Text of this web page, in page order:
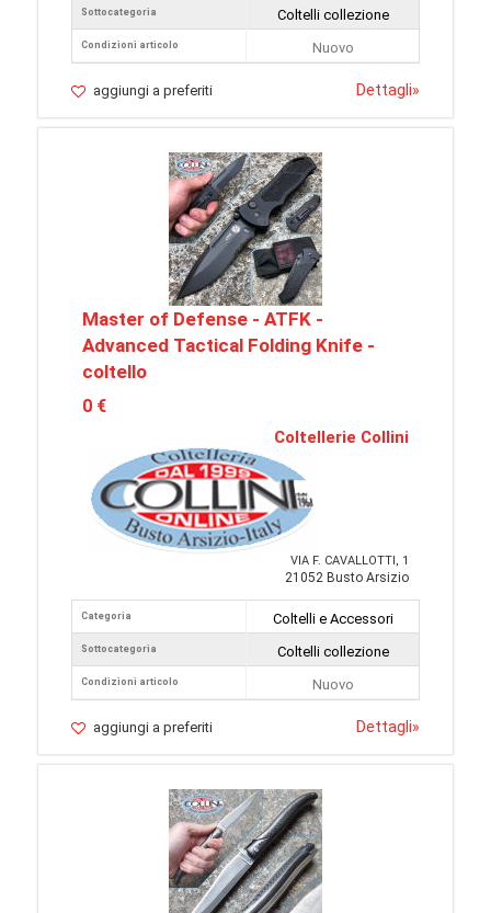
Sottocategoria
Condizioni articolo
Coltelli collezione
Nuovo
aggiungi a preferiti Dettagli»
Master of Defense - ATFK -
Advanced Tactical Folding Knife -
coltello
0 €
Coltellerie Collini
VIA F. CAVALLOTTI, 1
21052 Busto Arsizio
Categoria
Sottocategoria
Condizioni articolo
Coltelli e Accessori
Coltelli collezione
Nuovo
aggiungi a preferiti Dettagli»